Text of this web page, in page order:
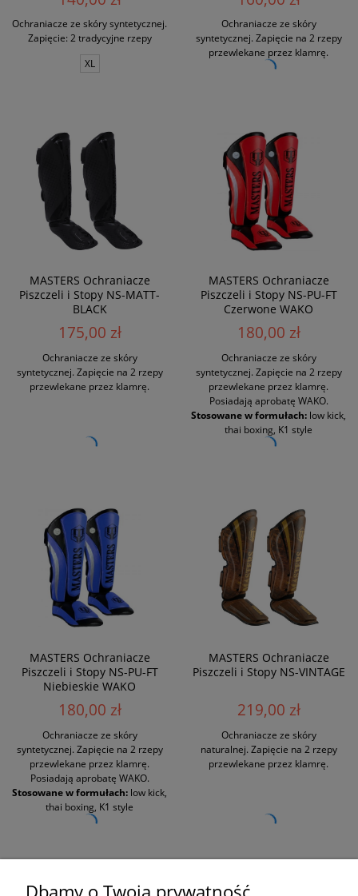
Ochraniacze ze skóry syntetycznej.
Zapięcie: 2 tradycyjne rzepy
XL
Ochraniacze ze skóry
syntetycznej. Zapięcie na 2 rzepy
przewlekane przez klamrę.
MASTERS Ochraniacze
Piszczeli i Stopy NS-MATT-
BLACK
175,00 zł
Ochraniacze ze skóry
syntetycznej. Zapięcie na 2 rzepy
przewlekane przez klamrę.
MASTERS Ochraniacze
Piszczeli i Stopy NS-PU-FT
Czerwone WAKO
180,00 zł
Ochraniacze ze skóry
syntetycznej. Zapięcie na 2 rzepy
przewlekane przez klamrę.
Posiadają aprobatę WAKO.
Stosowane w formułach: low kick,
thai boxing, K1 style
MASTERS Ochraniacze
Piszczeli i Stopy NS-PU-FT
Niebieskie WAKO
180,00 zł
Ochraniacze ze skóry
syntetycznej. Zapięcie na 2 rzepy
przewlekane przez klamrę.
Posiadają aprobatę WAKO.
Stosowane w formułach: low kick,
thai boxing, K1 style
MASTERS Ochraniacze
Piszczeli i Stopy NS-VINTAGE
219,00 zł
Ochraniacze ze skóry
naturalnej. Zapięcie na 2 rzepy
przewlekane przez klamrę.